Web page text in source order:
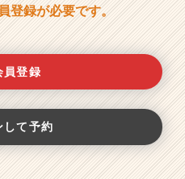
登録が必要です。
員登録
して予約